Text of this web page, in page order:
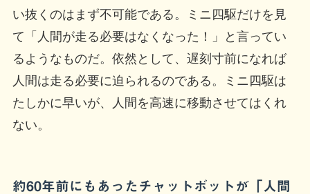
い抜くのはまず不可能である。ミニ四駆だけを見
て「人間が走る必要はなくなった！」と言ってい
るようなものだ。依然として、遅刻寸前になれば
人間は走る必要に迫られるのである。ミニ四駆は
たしかに早いが、人間を高速に移動させてはくれ
ない。
約60年前にもあったチャットボットが「人間